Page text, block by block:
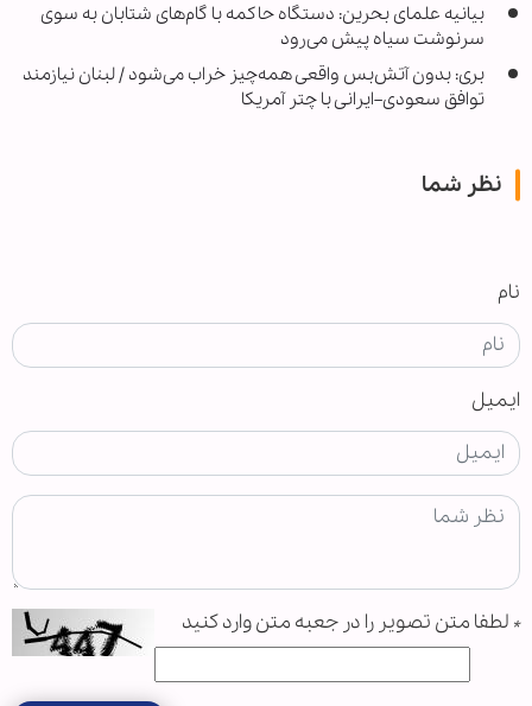
بیانیه علمای بحرین: دستگاه حاکمه با گام‌های شتابان به سوی
سرنوشت سیاه پیش می‌رود
بری: بدون آتش‌بس واقعی همه‌چیز خراب می‌شود / لبنان نیازمند
توافق سعودی–ایرانی با چتر آمریکا
نظر شما
نام
ایمیل
* لطفا متن تصویر را در جعبه متن وارد کنید